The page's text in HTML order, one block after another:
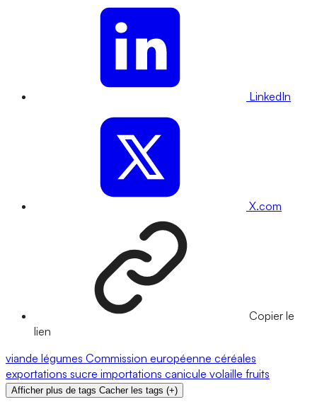
LinkedIn
X.com
Copier le
lien
viande légumes Commission européenne céréales
exportations sucre importations canicule volaille fruits
Afficher plus de tags Cacher les tags (+)